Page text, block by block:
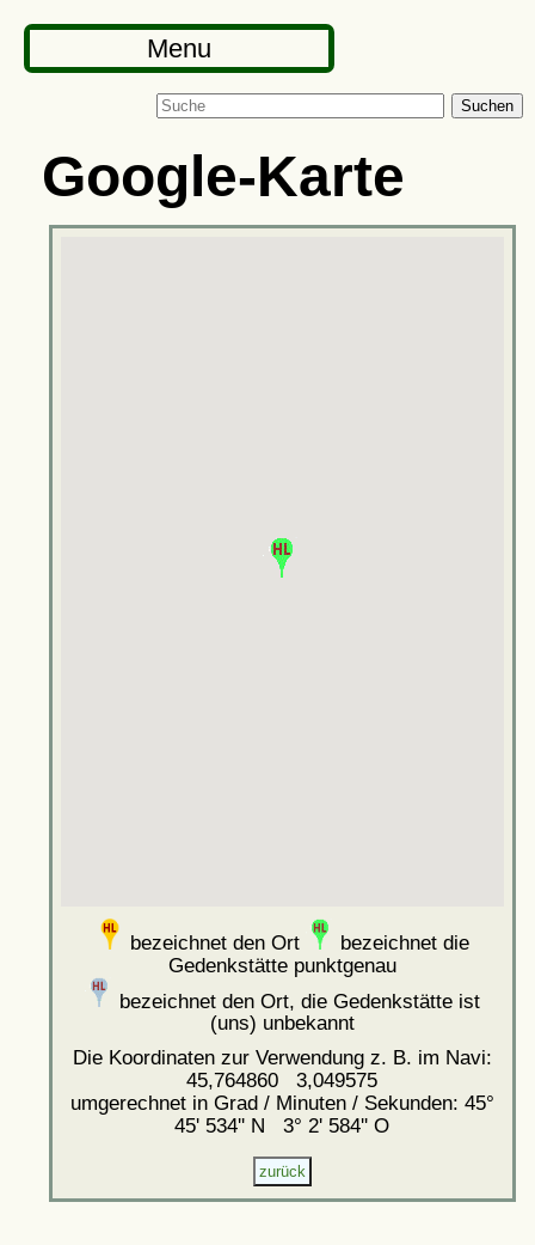
Menu
Suchen
Google-Karte
bezeichnet den Ort
bezeichnet die
Gedenkstätte punktgenau
bezeichnet den Ort, die Gedenkstätte ist
(uns) unbekannt
Die Koordinaten zur Verwendung z. B. im Navi:
45,764860 3,049575
umgerechnet in Grad / Minuten / Sekunden: 45°
45' 534'' N 3° 2' 584'' O